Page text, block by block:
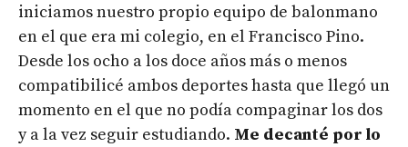
iniciamos nuestro propio equipo de balonmano
en el que era mi colegio, en el Francisco Pino.
Desde los ocho a los doce años más o menos
compatibilicé ambos deportes hasta que llegó un
momento en el que no podía compaginar los dos
y a la vez seguir estudiando. Me decanté por lo